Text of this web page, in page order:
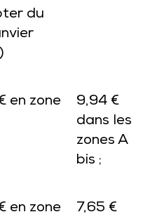
du
en zone
9,94 €
dans les
zones A
bis ;
en zone
7,65 €